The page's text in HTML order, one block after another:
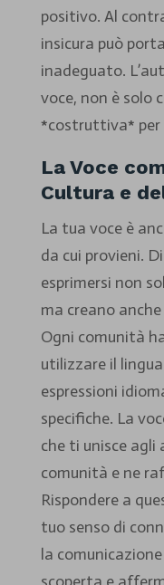
positivo. Al
insicura può
inadeguato.
voce, non è solo
*costruttiva*
La Voce
Cultura e
La tua voce è
da cui provieni.
esprimersi non
ma creano
Ogni comunità
utilizzare il
espressioni
specifiche. La
che ti unisce
comunità e ne
Rispondere a
tuo senso di
la